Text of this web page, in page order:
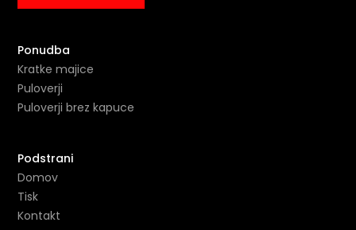
Ponudba
Kratke majice
Puloverji
Puloverji brez kapuce
Podstrani
Domov
Tisk
Kontakt